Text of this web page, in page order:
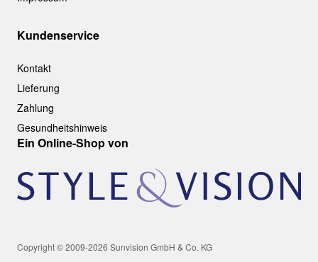
Kundenservice
Kontakt
Lieferung
Zahlung
Gesundheitshinweis
Ein Online-Shop von
Copyright © 2009-2026 Sunvision GmbH & Co. KG